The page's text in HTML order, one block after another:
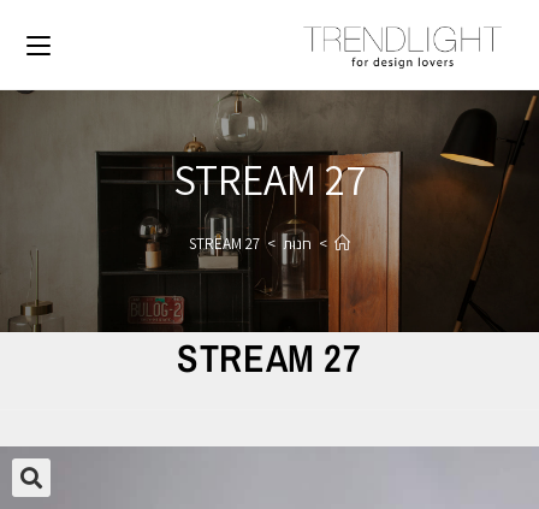
STREAM 27
> חנות >
STREAM 27
STREAM 27